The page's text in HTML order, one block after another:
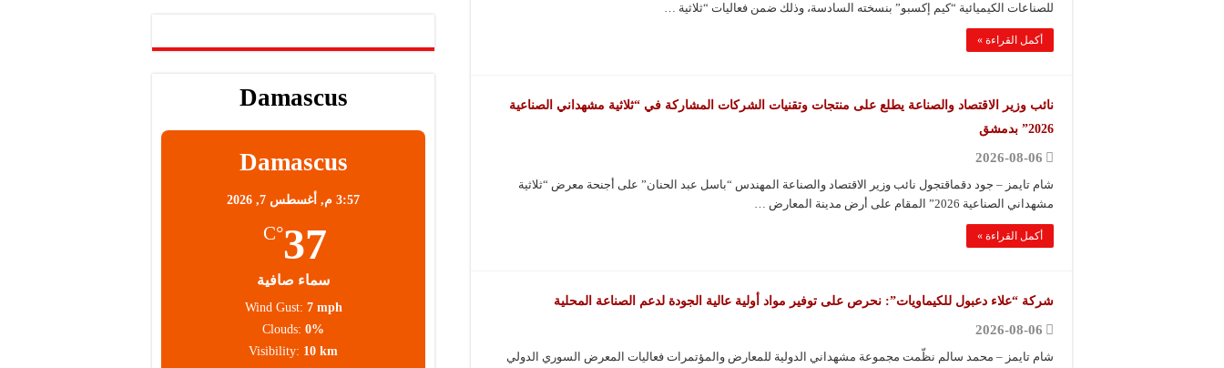
للصناعات الكيميائية “كيم إكسبو” بنسخته السادسة، وذلك ضمن فعاليات “ثلاثية …
أكمل القراءة »
نائب وزير الاقتصاد والصناعة يطلع على منتجات وتقنيات الشركات المشاركة في “ثلاثية مشهداني الصناعية
2026” بدمشق
2026-08-06
شام تايمز – جود دقماقتجول نائب وزير الاقتصاد والصناعة المهندس “باسل عبد الحنان” على أجنحة معرض “ثلاثية
مشهداني الصناعية 2026” المقام على أرض مدينة المعارض …
أكمل القراءة »
شركة “علاء دعبول للكيماويات”: نحرص على توفير مواد أولية عالية الجودة لدعم الصناعة المحلية
2026-08-06
شام تايمز – محمد سالم نظّمت مجموعة مشهداني الدولية للمعارض والمؤتمرات فعاليات المعرض السوري الدولي
Damascus
Damascus
3:57 م, أغسطس 7, 2026
37
°C
سماء صافية
Wind Gust: 7 mph
Clouds: 0%
Visibility: 10 km